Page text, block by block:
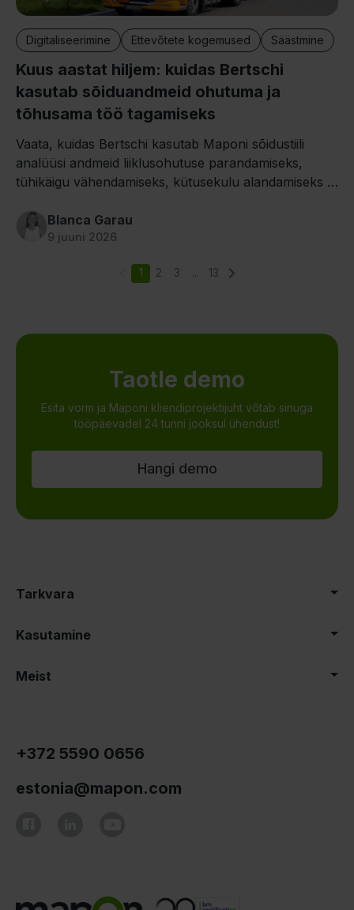
Digitaliseerimine Ettevõtete kogemused Säästmine
Kuus aastat hiljem: kuidas Bertschi
kasutab sõiduandmeid ohutuma ja
tõhusama töö tagamiseks
Vaata, kuidas Bertschi kasutab Maponi sõidustiili
analüüsi andmeid liiklusohutuse parandamiseks,
tühikäigu vähendamiseks, kütusekulu alandamiseks ja
Blanca Garau
9 juuni 2026
1 2 3 ... 13
Taotle demo
Esita vorm ja Maponi kliendiprojektijuht võtab sinuga
tööpäevadel 24 tunni jooksul ühendust!
Hangi demo
Tarkvara
Kasutamine
Meist
+372 5590 0656
estonia@mapon.com